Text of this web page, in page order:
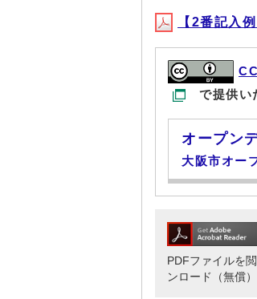
【2番記入
で提供い
オープン
大阪市オー
PDFファイルを
ンロード（無償